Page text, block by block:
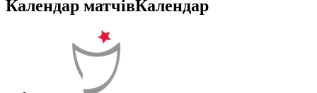
Календар матчівКалендар